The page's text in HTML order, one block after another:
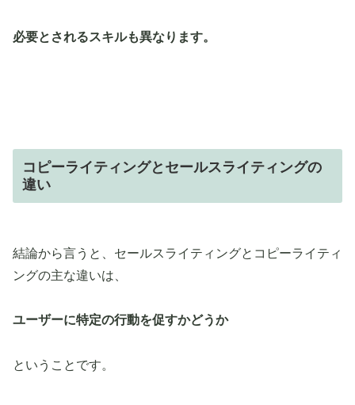
必要とされるスキルも異なります。
コピーライティングとセールスライティングの
違い
結論から言うと、セールスライティングとコピーライティ
ングの主な違いは、
ユーザーに特定の行動を促すかどうか
ということです。